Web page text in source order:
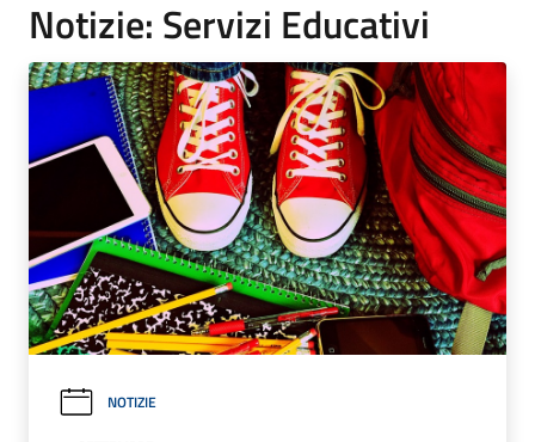
Notizie: Servizi Educativi
NOTIZIE